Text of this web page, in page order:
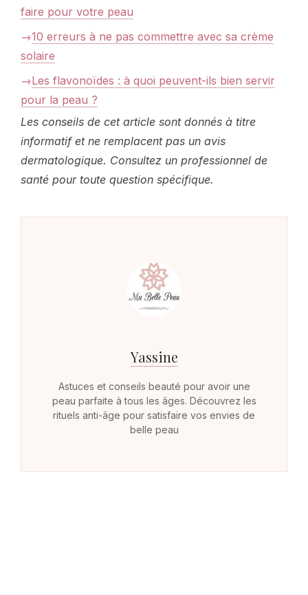
faire pour votre peau
10 erreurs à ne pas commettre avec sa crème
solaire
Les flavonoïdes : à quoi peuvent-ils bien servir
pour la peau ?
Les conseils de cet article sont donnés à titre
informatif et ne remplacent pas un avis
dermatologique. Consultez un professionnel de
santé pour toute question spécifique.
Yassine
Astuces et conseils beauté pour avoir une
peau parfaite à tous les âges. Découvrez les
rituels anti-âge pour satisfaire vos envies de
belle peau